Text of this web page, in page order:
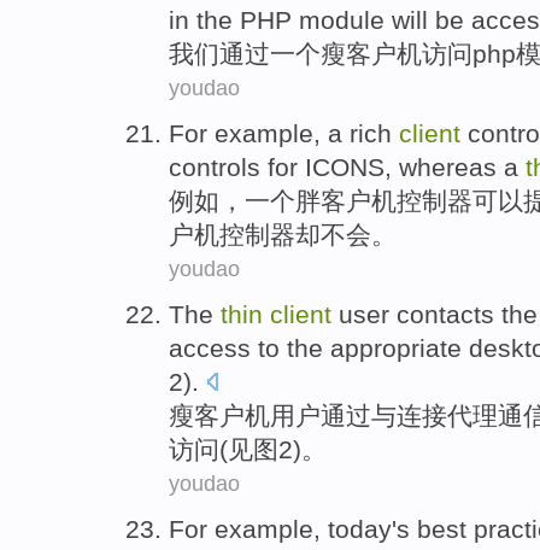
in the PHP module will be
我们通过一个瘦客户机访问php
youdao
For example, a rich client
controls for ICONS, whereas a
例如 ， 一个胖客户机控制器可以
户机控制器却不会。
youdao
The thin client user contacts
access to the appropriate
2).
瘦客户机用户通过与连接代理通
访问(见图2)。
youdao
For example today's best